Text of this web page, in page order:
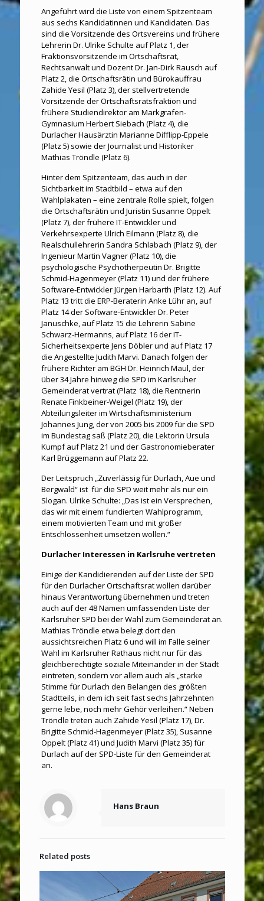
Angeführt wird die Liste von einem Spitzenteam
aus sechs Kandidatinnen und Kandidaten. Das
sind die Vorsitzende des Ortsvereins und frühere
Lehrerin Dr. Ulrike Schulte auf Platz 1, der
Fraktionsvorsitzende im Ortschaftsrat,
Rechtsanwalt und Dozent Dr. Jan-Dirk Rausch auf
Platz 2, die Ortschaftsrätin und Bürokauffrau
Zahide Yesil (Platz 3), der stellvertretende
Vorsitzende der Ortschaftsratsfraktion und
frühere Studiendirektor am Markgrafen-
Gymnasium Herbert Siebach (Platz 4), die
Durlacher Hausärztin Marianne Difflipp-Eppele
(Platz 5) sowie der Journalist und Historiker
Mathias Tröndle (Platz 6).
Hinter dem Spitzenteam, das auch in der
Sichtbarkeit im Stadtbild – etwa auf den
Wahlplakaten – eine zentrale Rolle spielt, folgen
die Ortschaftsrätin und Juristin Susanne Oppelt
(Platz 7), der frühere IT-Entwickler und
Verkehrsexperte Ulrich Eilmann (Platz 8), die
Realschullehrerin Sandra Schlabach (Platz 9), der
Ingenieur Martin Vagner (Platz 10), die
psychologische Psychotherpeutin Dr. Brigitte
Schmid-Hagenmeyer (Platz 11) und der frühere
Software-Entwickler Jürgen Harbarth (Platz 12). Auf
Platz 13 tritt die ERP-Beraterin Anke Lühr an, auf
Platz 14 der Software-Entwickler Dr. Peter
Januschke, auf Platz 15 die Lehrerin Sabine
Schwarz-Hermanns, auf Platz 16 der IT-
Sicherheitsexperte Jens Döbler und auf Platz 17
die Angestellte Judith Marvi. Danach folgen der
frühere Richter am BGH Dr. Heinrich Maul, der
über 34 Jahre hinweg die SPD im Karlsruher
Gemeinderat vertrat (Platz 18), die Rentnerin
Renate Finkbeiner-Weigel (Platz 19), der
Abteilungsleiter im Wirtschaftsministerium
Johannes Jung, der von 2005 bis 2009 für die SPD
im Bundestag saß (Platz 20), die Lektorin Ursula
Kumpf auf Platz 21 und der Gastronomieberater
Karl Brüggemann auf Platz 22.
Der Leitspruch „Zuverlässig für Durlach, Aue und
Bergwald“ ist für die SPD weit mehr als nur ein
Slogan. Ulrike Schulte: „Das ist ein Versprechen,
das wir mit einem fundierten Wahlprogramm,
einem motivierten Team und mit großer
Entschlossenheit umsetzen wollen.“
Durlacher Interessen in Karlsruhe vertreten
Einige der Kandidierenden auf der Liste der SPD
für den Durlacher Ortschaftsrat wollen darüber
hinaus Verantwortung übernehmen und treten
auch auf der 48 Namen umfassenden Liste der
Karlsruher SPD bei der Wahl zum Gemeinderat an.
Mathias Tröndle etwa belegt dort den
aussichtsreichen Platz 6 und will im Falle seiner
Wahl im Karlsruher Rathaus nicht nur für das
gleichberechtigte soziale Miteinander in der Stadt
eintreten, sondern vor allem auch als „starke
Stimme für Durlach den Belangen des größten
Stadtteils, in dem ich seit fast sechs Jahrzehnten
gerne lebe, noch mehr Gehör verleihen.“ Neben
Tröndle treten auch Zahide Yesil (Platz 17), Dr.
Brigitte Schmid-Hagenmeyer (Platz 35), Susanne
Oppelt (Platz 41) und Judith Marvi (Platz 35) für
Durlach auf der SPD-Liste für den Gemeinderat
an.
Hans Braun
Related posts